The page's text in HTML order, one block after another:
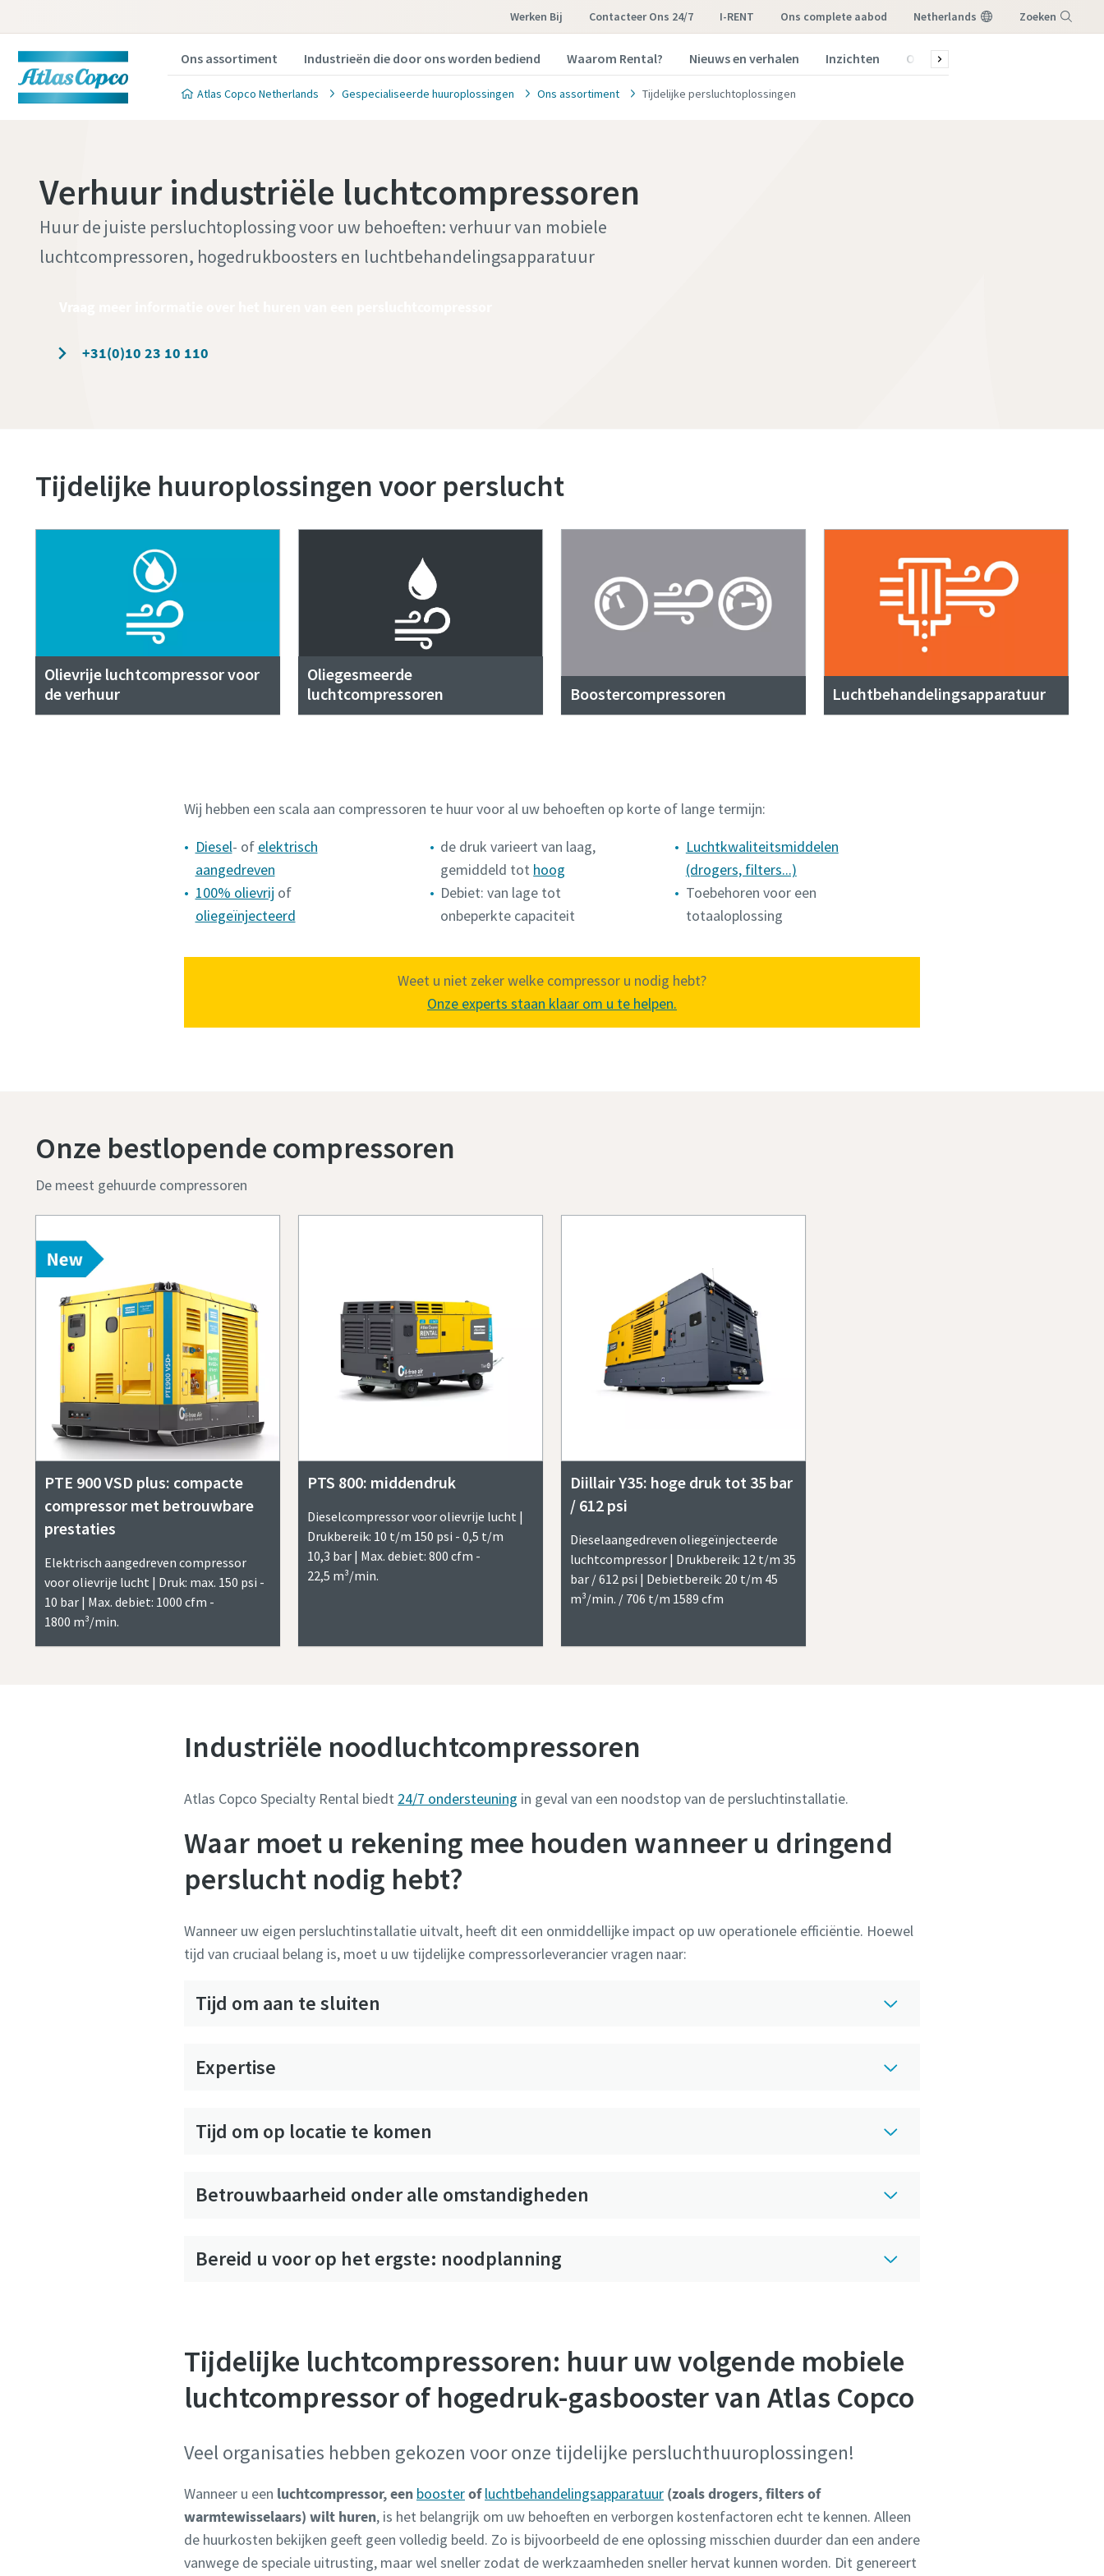
Werken Bij Contacteer Ons 24/7 I-RENT ons complete aabod Netherlands Zoeken
Ons assortiment Industrieën die door ons worden bediend Waarom Rental? Nieuws en verhalen Inzichten Over ons
Atlas Copco Netherlands Gespecialiseerde huuroplossingen Ons assortiment Tijdelijke persluchtoplossingen
Verhuur industriële luchtcompressoren
Huur de juiste persluchtoplossing voor uw behoeften: verhuur van mobiele
luchtcompressoren, hogedrukboosters en luchtbehandelingsapparatuur
+31(0)10 23 10 110
Tijdelijke huuroplossingen voor perslucht
Olievrije luchtcompressor voor
de verhuur
Oliegesmeerde
luchtcompressoren
Boostercompressoren Luchtbehandelingsapparatuur
Wij hebben een scala aan compressoren te huur voor al uw behoeften op korte of lange termijn:
Diesel- of elektrisch
aangedreven
100% olievrij of
oliegeïnjecteerd
de druk varieert van laag,
gemiddeld tot hoog
Debiet: van lage tot
onbeperkte capaciteit
Luchtkwaliteitsmiddelen
(drogers, filters...)
Toebehoren voor een
totaaloplossing
Weet u niet zeker welke compressor u nodig hebt?
Onze experts staan klaar om u te helpen.
Onze bestlopende compressoren
De meest gehuurde compressoren
PTE 900 VSD plus: compacte
compressor met betrouwbare
prestaties
Elektrisch aangedreven compressor
voor olievrije lucht | Druk: max. 150 psi -
10 bar | Max. debiet: 1000 cfm -
1800 m³/min.
PTS 800: middendruk
Dieselcompressor voor olievrije lucht |
Drukbereik: 10 t/m 150 psi - 0,5 t/m
10,3 bar | Max. debiet: 800 cfm -
22,5 m³/min.
Diillair Y35: hoge druk tot 35 bar
/ 612 psi
Dieselaangedreven oliegeïnjecteerde
luchtcompressor | Drukbereik: 12 t/m 35
bar / 612 psi | Debietbereik: 20 t/m 45
m³/min. / 706 t/m 1589 cfm
Industriële noodluchtcompressoren
Atlas Copco Specialty Rental biedt 24/7 ondersteuning in geval van een noodstop van de persluchtinstallatie.
Waar moet u rekening mee houden wanneer u dringend
perslucht nodig hebt?
Wanneer uw eigen persluchtinstallatie uitvalt, heeft dit een onmiddellijke impact op uw operationele efficiëntie. Hoewel
tijd van cruciaal belang is, moet u uw tijdelijke compressorleverancier vragen naar:
Tijd om aan te sluiten
Expertise
Tijd om op locatie te komen
Betrouwbaarheid onder alle omstandigheden
Bereid u voor op het ergste: noodplanning
Tijdelijke luchtcompressoren: huur uw volgende mobiele
luchtcompressor of hogedruk-gasbooster van Atlas Copco
Veel organisaties hebben gekozen voor onze tijdelijke persluchthuuroplossingen!
Wanneer u een luchtcompressor, een boosterofluchtbehandelingsapparatuur (zoals drogers, filters of
warmtewisselaars) wilt huren, is het belangrijk om uw behoeften en verborgen kostenfactoren echt te kennen. Alleen
de huurkosten bekijken geeft geen volledig beeld. Zo is bijvoorbeeld de ene oplossing misschien duurder dan een andere
vanwege de speciale uitrusting, maar wel sneller zodat de werkzaamheden sneller hervat kunnen worden. Dit genereert